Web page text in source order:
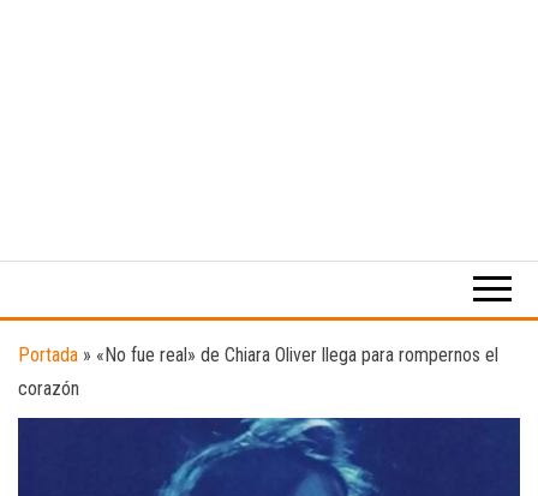
digital
el
música.
Portada » «No fue real» de Chiara Oliver llega para rompernos el
corazón